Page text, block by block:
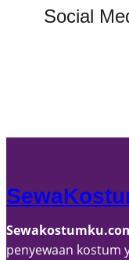
Social
penyewaan kostum